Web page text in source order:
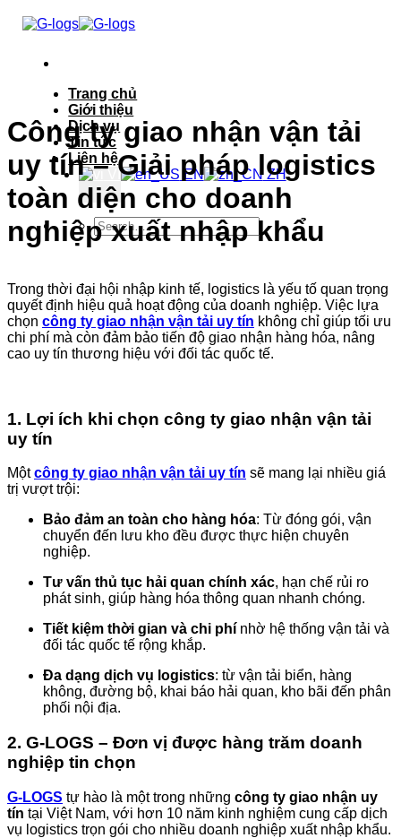
Bỏ
qua
Trang chủ
Giới thiệu
Dịch vụ
Tin tức
Liên hệ
VI
EN ZH
Công ty giao nhận vận tải
uy tín – Giải pháp logistics
toàn diện cho doanh
nghiệp xuất nhập khẩu
Trong thời đại hội nhập kinh tế, logistics là yếu tố quan trọng
quyết định hiệu quả hoạt động của doanh nghiệp. Việc lựa
chọn công ty giao nhận vận tải uy tín không chỉ giúp tối ưu
chi phí mà còn đảm bảo tiến độ giao nhận hàng hóa, nâng
cao uy tín thương hiệu với đối tác quốc tế.
1. Lợi ích khi chọn công ty giao nhận vận tải
uy tín
Mộtcông ty giao nhận vận tải uy tín sẽ mang lại nhiều giá
trị vượt trội:
Bảo đảm an toàn cho hàng hóa: Từ đóng gói, vận
chuyển đến lưu kho đều được thực hiện chuyên
nghiệp.
Tư vấn thủ tục hải quan chính xác, hạn chế rủi ro
phát sinh, giúp hàng hóa thông quan nhanh chóng.
Tiết kiệm thời gian và chi phí nhờ hệ thống vận tải và
đối tác quốc tế rộng khắp.
Đa dạng dịch vụ logistics: từ vận tải biển, hàng
không, đường bộ, khai báo hải quan, kho bãi đến phân
phối nội địa.
2. G-LOGS – Đơn vị được hàng trăm doanh
nghiệp tin chọn
G-LOGS tự hào là một trong những công ty giao nhận uy
tín tại Việt Nam, với hơn 10 năm kinh nghiệm cung cấp dịch
vụ logistics trọn gói cho nhiều doanh nghiệp xuất nhập khẩu.